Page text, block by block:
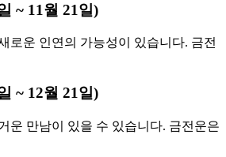
~ 11월 21일)
로운 인연의 가능성이 있습니다. 금전
~ 12월 21일)
운 만남이 있을 수 있습니다. 금전운은